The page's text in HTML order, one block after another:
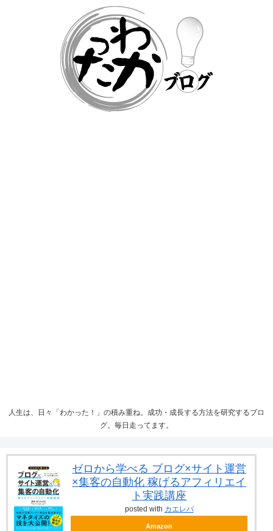
人生は、日々「わかった！」の積み重ね。成功・成長する方法を研究するブロ
グ。毎日走ってます。
ゼロから学べる ブログ×サイト運営
×集客の自動化 稼げるアフィリエイ
ト実践講座
posted with カエレバ
Amazon